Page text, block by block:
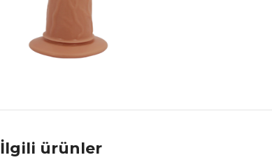
İlgili ürünler